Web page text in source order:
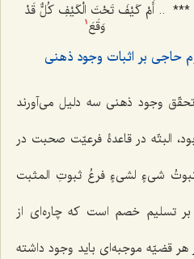
*** .. أَمْ کَیْفَ تَحْتَ الْکَیْفِ کُلٌّ قَدْ
وَقَعَ 1
حاجی بر اثبات وجود ذهنی
وجود ذهنی سه دلیل می‌آورند
البتّه در قاعدۀ فرعیّت صحبت در
شیءٍ لشیءٍ فرعُ ثبوتِ المثبت
تسلیم خصم است که چاره‌ای از
قضیّه موجبه‌ای باید وجود داشته